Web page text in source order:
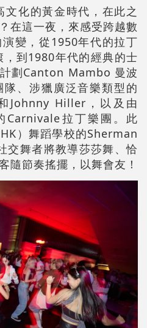
化的黃金時代，在此之
在這一夜，來感受跨越數
變，從1950年代的拉丁
到1980年代的經典的士
劃Canton Mambo 曼波
隊、涉獵廣泛音樂類型的
Johnny Hiller ，以及由
Carnivale拉丁樂團。此
）舞蹈學校的Sherman
交舞者將教導莎莎舞、恰
隨節奏搖擺，以舞會友！